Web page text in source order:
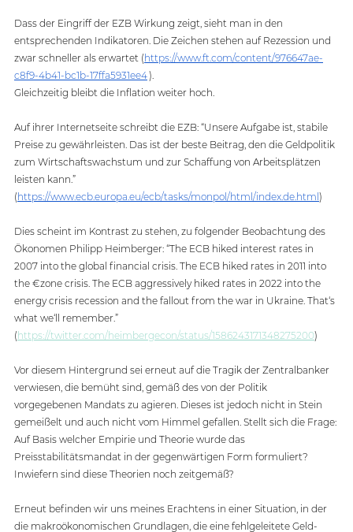
Dass der Eingriff der EZB Wirkung zeigt, sieht man in den
entsprechenden Indikatoren. Die Zeichen stehen auf Rezession und
zwar schneller als erwartet ( https://www.ft.com/content/976647ae-
c8f9-4b41-bc1b-17ffa5931ee4 ).
Gleichzeitig bleibt die Inflation weiter hoch.
Auf ihrer Internetseite schreibt die EZB: “Unsere Aufgabe ist, stabile
Preise zu gewährleisten. Das ist der beste Beitrag, den die Geldpolitik
zum Wirtschaftswachstum und zur Schaffung von Arbeitsplätzen
leisten kann.”
( https://www.ecb.europa.eu/ecb/tasks/monpol/html/index.de.html )
Dies scheint im Kontrast zu stehen, zu folgender Beobachtung des
Ökonomen Philipp Heimberger: “The ECB hiked interest rates in
2007 into the global financial crisis. The ECB hiked rates in 2011 into
the €zone crisis. The ECB aggressively hiked rates in 2022 into the
energy crisis recession and the fallout from the war in Ukraine. That‘s
what we‘ll remember.”
( https://twitter.com/heimbergecon/status/1586243171348275200)
Vor diesem Hintergrund sei erneut auf die Tragik der Zentralbanker
verwiesen, die bemüht sind, gemäß des von der Politik
vorgegebenen Mandats zu agieren. Dieses ist jedoch nicht in Stein
gemeißelt und auch nicht vom Himmel gefallen. Stellt sich die Frage:
Auf Basis welcher Empirie und Theorie wurde das
Preisstabilitätsmandat in der gegenwärtigen Form formuliert?
Inwiefern sind diese Theorien noch zeitgemäß?
Erneut befinden wir uns meines Erachtens in einer Situation, in der
die makroökonomischen Grundlagen, die eine fehlgeleitete Geld-